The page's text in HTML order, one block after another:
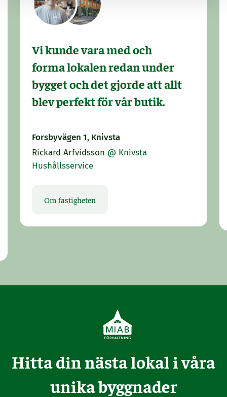
Vi kunde vara med och
forma lokalen redan under
bygget och det gjorde att allt
blev perfekt för vår butik.
Forsbyvägen 1, Knivsta
Rickard Arfvidsson @ Knivsta
Hushållsservice
Om fastigheten
Hitta din nästa lokal i våra
unika byggnader